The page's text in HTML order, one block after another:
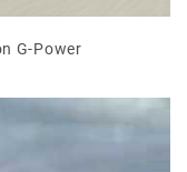
G-Power